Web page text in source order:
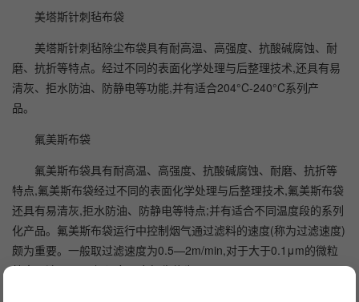
美塔斯针刺毡布袋
美塔斯针刺毡除尘布袋具有耐高温、高强度、抗酸碱腐蚀、耐
磨、抗折等特点。经过不同的表面化学处理与后整理技术,还具有易
清灰、拒水防油、防静电等功能,并有适合204°C-240°C系列产
品。
氟美斯布袋
氟美斯布袋具有耐高温、高强度、抗酸碱腐蚀、耐磨、抗折等
特点,氟美斯布袋经过不同的表面化学处理与后整理技术,氟美斯布袋
还具有易清灰,拒水防油、防静电等特点;并有适合不同温度段的系列
化产品。氟美斯布袋运行中控制烟气通过滤料的速度(称为过滤速度)
颇为重要。一般取过滤速度为0.5—2m/min,对于大于0.1μm的微粒
效率可达99%以上,设备阻力损失约为980—I470Pa。